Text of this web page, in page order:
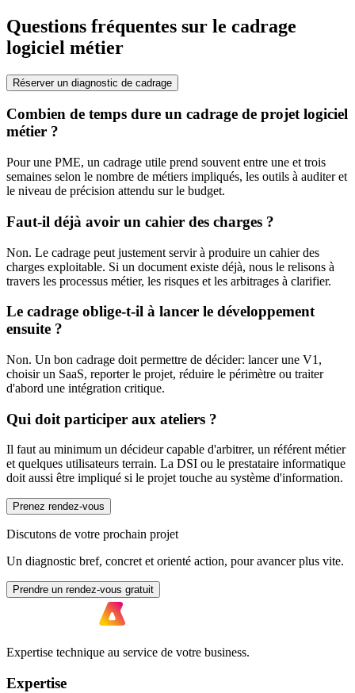
Questions fréquentes sur le cadrage
logiciel métier
Réserver un diagnostic de cadrage
Combien de temps dure un cadrage de projet logiciel
métier ?
Pour une PME, un cadrage utile prend souvent entre une et trois
semaines selon le nombre de métiers impliqués, les outils à auditer et
le niveau de précision attendu sur le budget.
Faut-il déjà avoir un cahier des charges ?
Non. Le cadrage peut justement servir à produire un cahier des
charges exploitable. Si un document existe déjà, nous le relisons à
travers les processus métier, les risques et les arbitrages à clarifier.
Le cadrage oblige-t-il à lancer le développement
ensuite ?
Non. Un bon cadrage doit permettre de décider: lancer une V1,
choisir un SaaS, reporter le projet, réduire le périmètre ou traiter
d'abord une intégration critique.
Qui doit participer aux ateliers ?
Il faut au minimum un décideur capable d'arbitrer, un référent métier
et quelques utilisateurs terrain. La DSI ou le prestataire informatique
doit aussi être impliqué si le projet touche au système d'information.
Prenez rendez-vous
Discutons de votre prochain projet
Un diagnostic bref, concret et orienté action, pour avancer plus vite.
Prendre un rendez-vous gratuit
Expertise technique au service de votre business.
Expertise